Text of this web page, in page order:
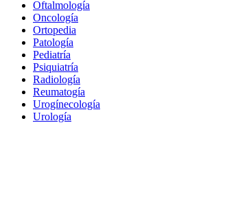
Oftalmología
Oncología
Ortopedia
Patología
Pediatría
Psiquiatría
Radiología
Reumatogía
Urogínecología
Urología